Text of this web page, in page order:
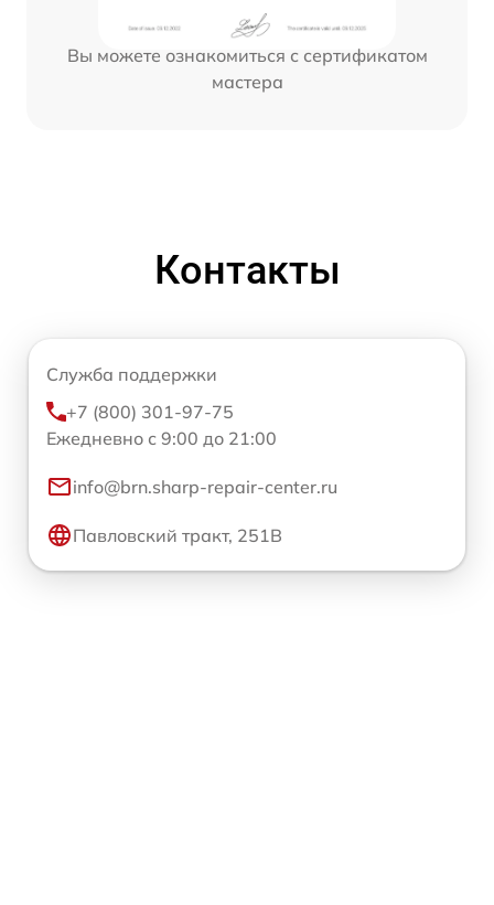
Вы можете ознакомиться с сертификатом
мастера
Контакты
Служба поддержки
+7 (800) 301-97-75
Ежедневно с 9:00 до 21:00
info@brn.sharp-repair-center.ru
Павловский тракт, 251В